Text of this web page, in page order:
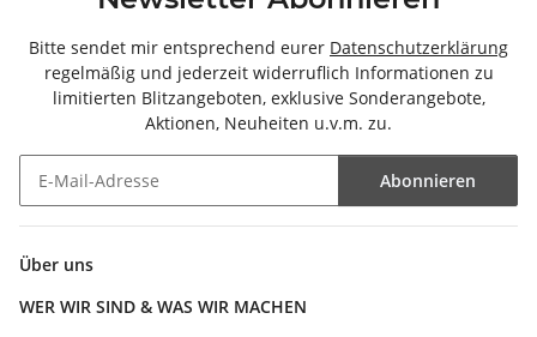
Bitte sendet mir entsprechend eurer Datenschutzerklärung
regelmäßig und jederzeit widerruflich Informationen zu
limitierten Blitzangeboten, exklusive Sonderangebote,
Aktionen, Neuheiten u.v.m. zu.
Abonnieren
Über uns
WER WIR SIND & WAS WIR MACHEN